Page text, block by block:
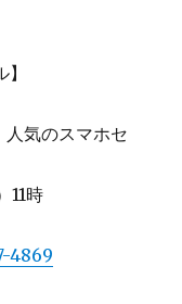
気のスマホセ
11時
4869